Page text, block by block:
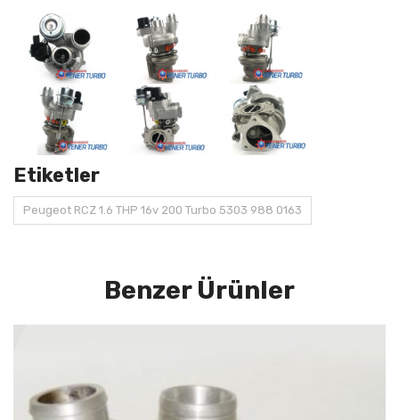
Etiketler
Peugeot RCZ 1.6 THP 16v 200 Turbo 5303 988 0163
Benzer Ürünler